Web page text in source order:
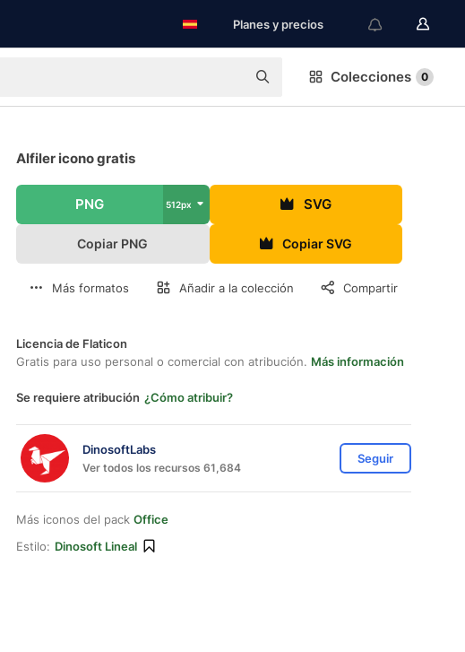
Planes y precios
Colecciones 0
Alfiler icono gratis
PNG 512px SVG
Copiar PNG Copiar SVG
Más formatos Añadir a la colección Compartir
Licencia de Flaticon
Gratis para uso personal o comercial con atribución. Más información
Se requiere atribución ¿Cómo atribuir?
DinosoftLabs
Ver todos los recursos 61,684
Seguir
Más iconos del pack Office
Estilo: Dinosoft Lineal